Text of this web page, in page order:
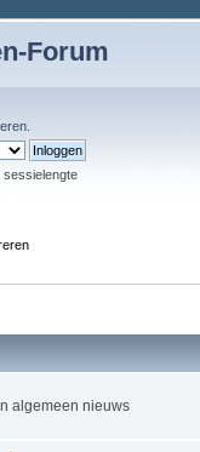
Forum
sessielengte
algemeen nieuws